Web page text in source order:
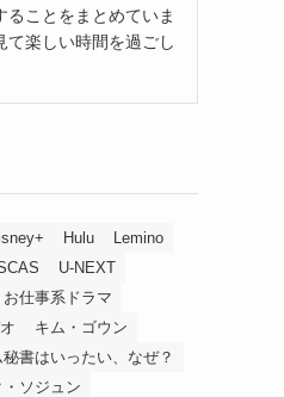
ることをまとめていま
て楽しい時間を過ごし
Hulu
Lemino
U-NEXT
お仕事系ドラマ
キム・ゴウン
秘書はいったい、なぜ？
・ソジュン